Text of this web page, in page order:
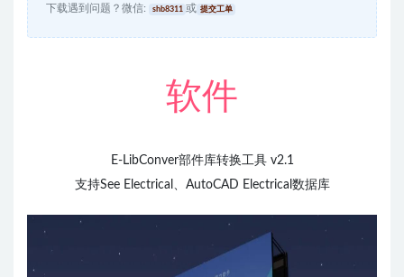
下载遇到问题？微信: shb8311 或 提交工单
软件
E-LibConver部件库转换工具 v2.1
支持See Electrical、AutoCAD Electrical数据库